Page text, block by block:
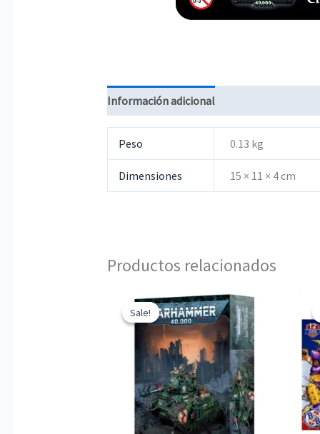
Información adicional
Peso 0.13 kg
Dimensiones 15 × 11 × 4 cm
Productos relacionados
Sale!
Sale!